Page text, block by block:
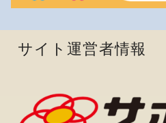
サイト運営者情報